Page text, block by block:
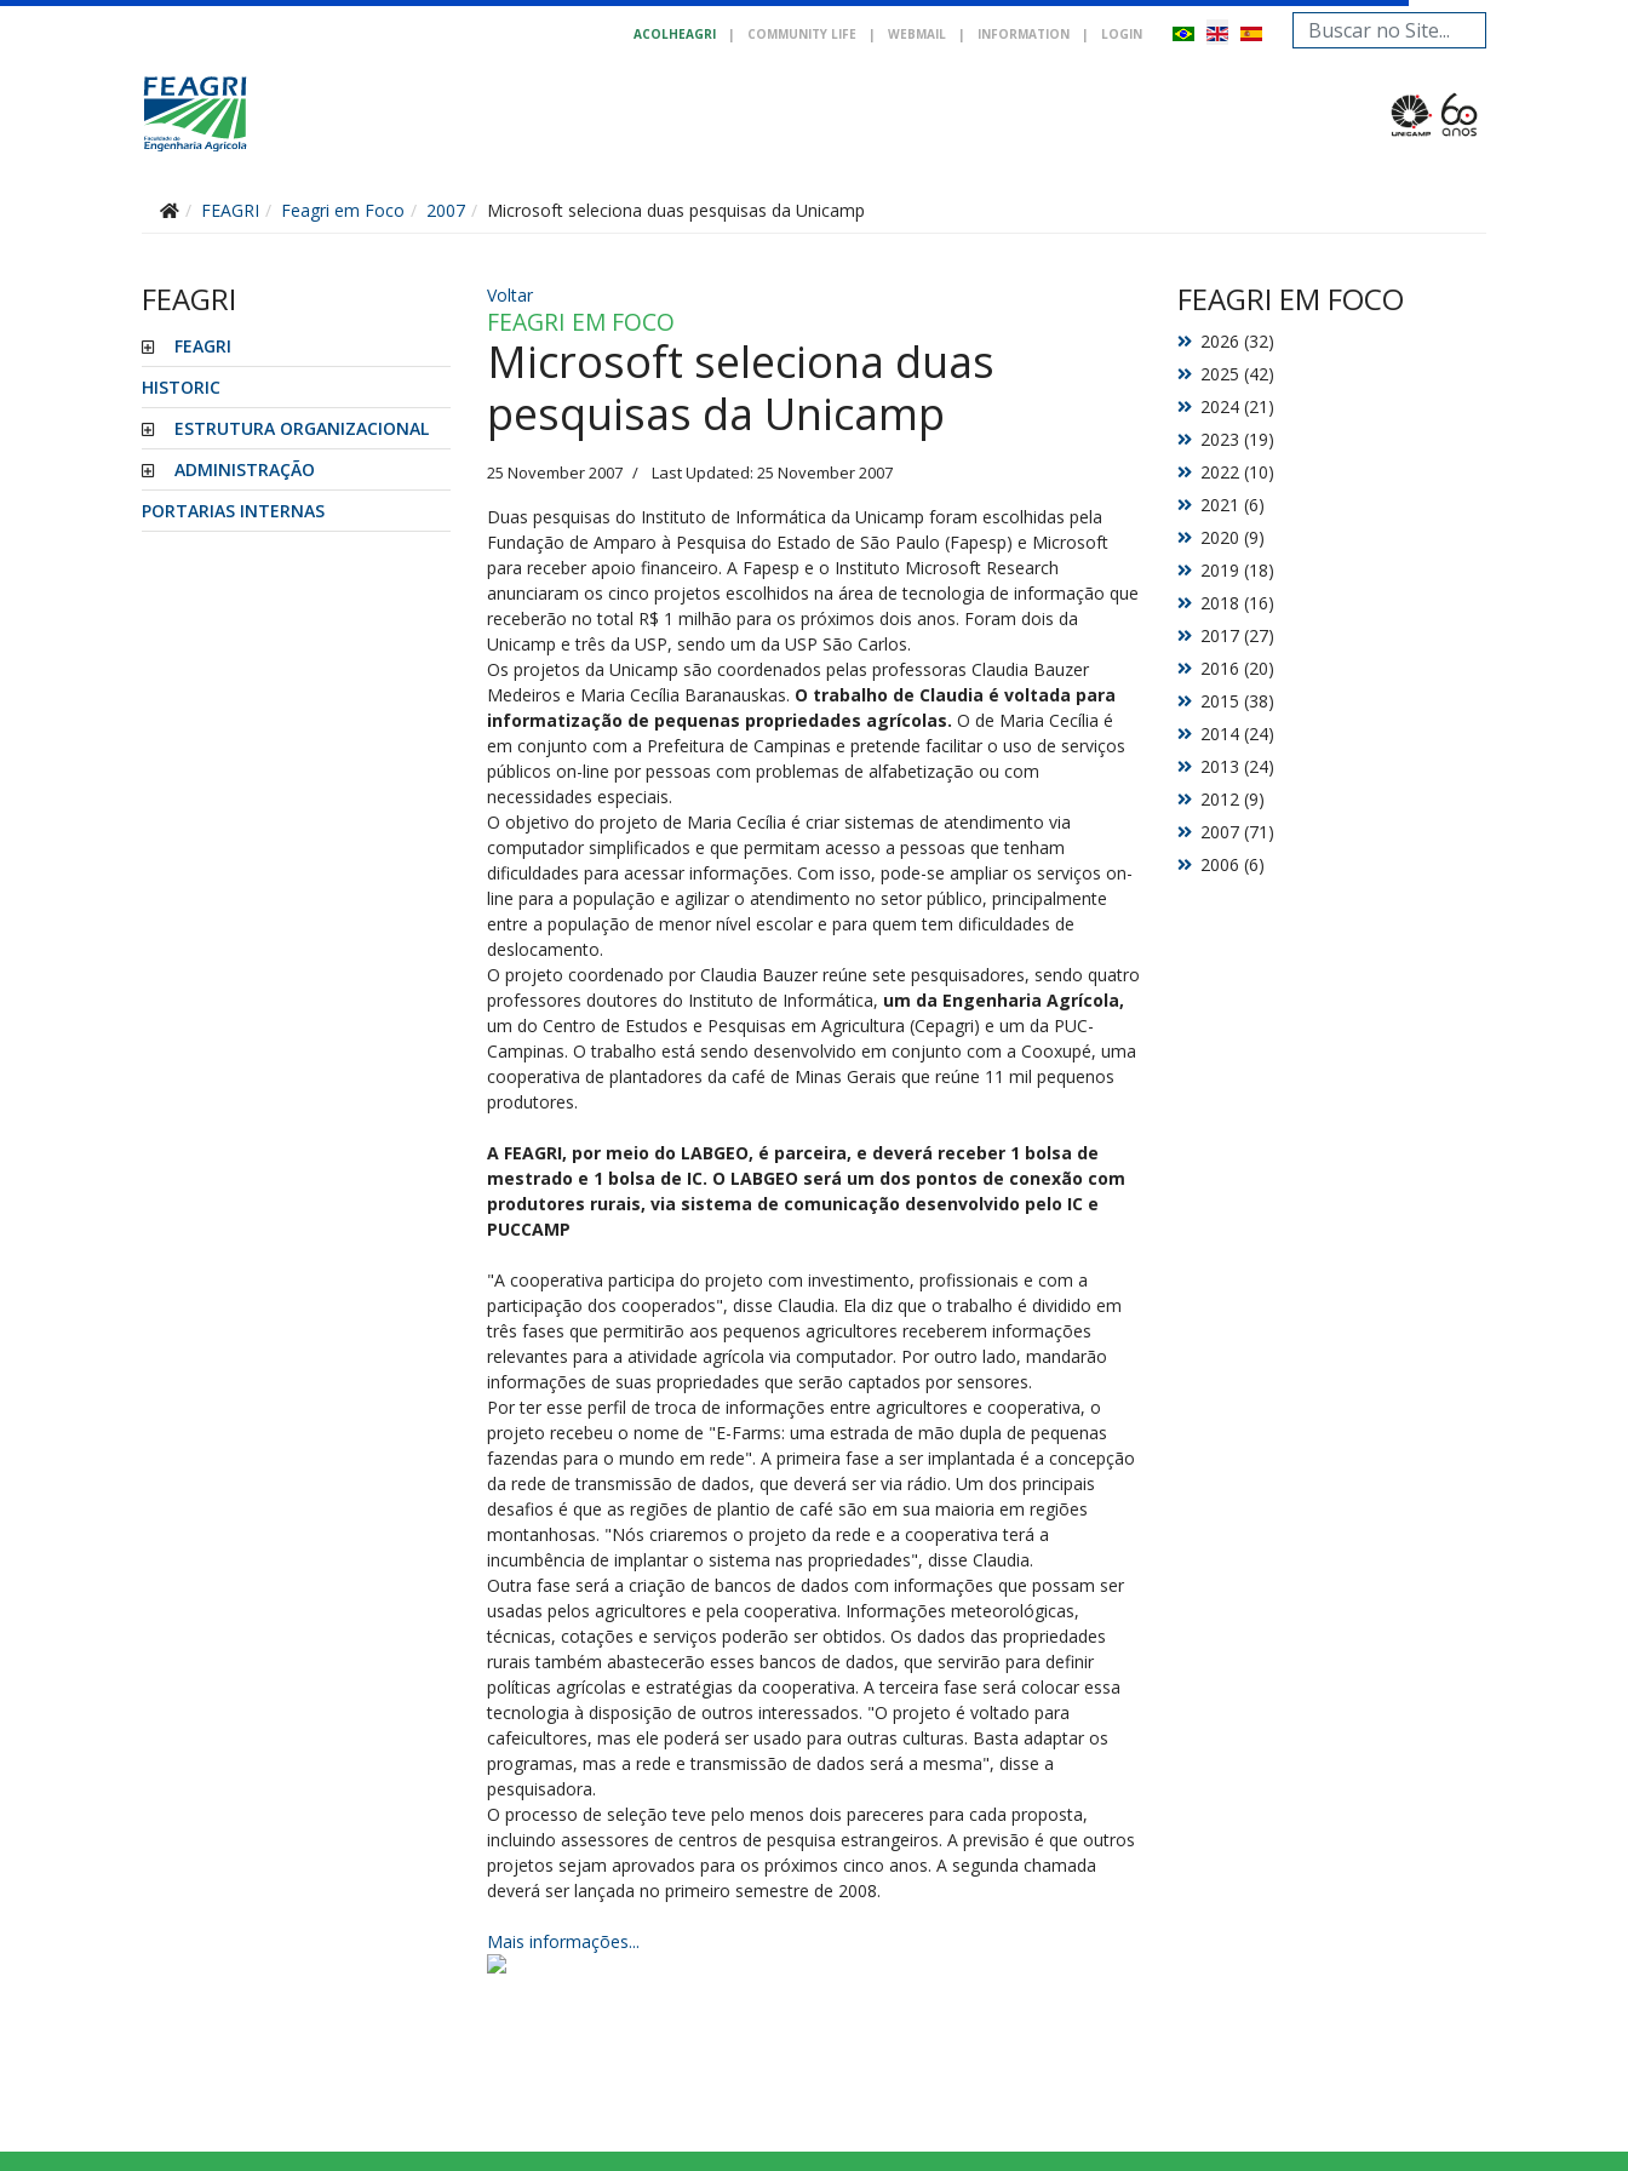
ACOLHEAGRI | COMMUNITY LIFE | WEBMAIL | INFORMATION | LOGIN
Search
...
FEAGRI Feagri em Foco 2007 Microsoft seleciona duas pesquisas da Unicamp
FEAGRI
FEAGRI
HISTORIC
ESTRUTURA ORGANIZACIONAL
ADMINISTRAÇÃO
PORTARIAS INTERNAS
Voltar
FEAGRI EM FOCO
Microsoft seleciona duas
pesquisas da Unicamp
25 November 2007 Last Updated: 25 November 2007
Duas pesquisas do Instituto de Informática da Unicamp foram escolhidas pela
Fundação de Amparo à Pesquisa do Estado de São Paulo (Fapesp) e Microsoft
para receber apoio financeiro. A Fapesp e o Instituto Microsoft Research
anunciaram os cinco projetos escolhidos na área de tecnologia de informação que
receberão no total R$ 1 milhão para os próximos dois anos. Foram dois da
Unicamp e três da USP, sendo um da USP São Carlos.
Os projetos da Unicamp são coordenados pelas professoras Claudia Bauzer
Medeiros e Maria Cecília Baranauskas. O trabalho de Claudia é voltada para
informatização de pequenas propriedades agrícolas. O de Maria Cecília é
em conjunto com a Prefeitura de Campinas e pretende facilitar o uso de serviços
públicos on-line por pessoas com problemas de alfabetização ou com
necessidades especiais.
O objetivo do projeto de Maria Cecília é criar sistemas de atendimento via
computador simplificados e que permitam acesso a pessoas que tenham
dificuldades para acessar informações. Com isso, pode-se ampliar os serviços on-
line para a população e agilizar o atendimento no setor público, principalmente
entre a população de menor nível escolar e para quem tem dificuldades de
deslocamento.
O projeto coordenado por Claudia Bauzer reúne sete pesquisadores, sendo quatro
professores doutores do Instituto de Informática, um da Engenharia Agrícola,
um do Centro de Estudos e Pesquisas em Agricultura (Cepagri) e um da PUC-
Campinas. O trabalho está sendo desenvolvido em conjunto com a Cooxupé, uma
cooperativa de plantadores da café de Minas Gerais que reúne 11 mil pequenos
produtores.
A FEAGRI, por meio do LABGEO, é parceira, e deverá receber 1 bolsa de
mestrado e 1 bolsa de IC. O LABGEO será um dos pontos de conexão com
produtores rurais, via sistema de comunicação desenvolvido pelo IC e
PUCCAMP
"A cooperativa participa do projeto com investimento, profissionais e com a
participação dos cooperados", disse Claudia. Ela diz que o trabalho é dividido em
três fases que permitirão aos pequenos agricultores receberem informações
relevantes para a atividade agrícola via computador. Por outro lado, mandarão
informações de suas propriedades que serão captados por sensores.
Por ter esse perfil de troca de informações entre agricultores e cooperativa, o
projeto recebeu o nome de "E-Farms: uma estrada de mão dupla de pequenas
fazendas para o mundo em rede". A primeira fase a ser implantada é a concepção
da rede de transmissão de dados, que deverá ser via rádio. Um dos principais
desafios é que as regiões de plantio de café são em sua maioria em regiões
montanhosas. "Nós criaremos o projeto da rede e a cooperativa terá a
incumbência de implantar o sistema nas propriedades", disse Claudia.
Outra fase será a criação de bancos de dados com informações que possam ser
usadas pelos agricultores e pela cooperativa. Informações meteorológicas,
técnicas, cotações e serviços poderão ser obtidos. Os dados das propriedades
rurais também abastecerão esses bancos de dados, que servirão para definir
políticas agrícolas e estratégias da cooperativa. A terceira fase será colocar essa
tecnologia à disposição de outros interessados. "O projeto é voltado para
cafeicultores, mas ele poderá ser usado para outras culturas. Basta adaptar os
programas, mas a rede e transmissão de dados será a mesma", disse a
pesquisadora.
O processo de seleção teve pelo menos dois pareceres para cada proposta,
incluindo assessores de centros de pesquisa estrangeiros. A previsão é que outros
projetos sejam aprovados para os próximos cinco anos. A segunda chamada
deverá ser lançada no primeiro semestre de 2008.
Mais informações...
FEAGRI EM FOCO
2006 (6)
2007 (71)
2012 (9)
2013 (24)
2014 (24)
2015 (38)
2016 (20)
2017 (27)
2018 (16)
2019 (18)
2020 (9)
2021 (6)
2022 (10)
2023 (19)
2024 (21)
2025 (42)
2026 (32)